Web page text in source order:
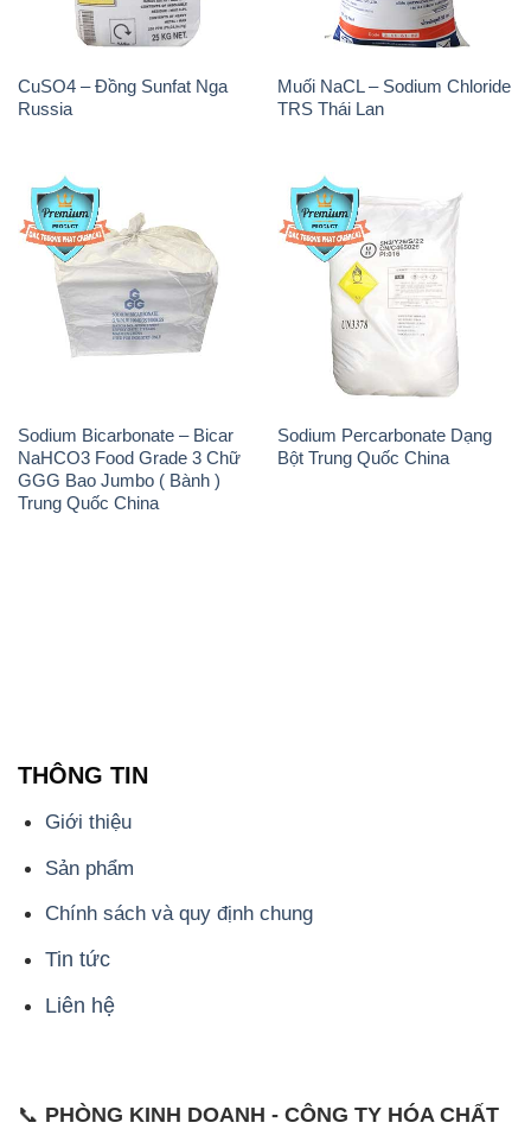
CuSO4 – Đồng Sunfat Nga
Russia
Muối NaCL – Sodium Chloride
TRS Thái Lan
Sodium Bicarbonate – Bicar
NaHCO3 Food Grade 3 Chữ
GGG Bao Jumbo ( Bành )
Trung Quốc China
Sodium Percarbonate Dạng
Bột Trung Quốc China
THÔNG TIN
Giới thiệu
Sản phẩm
Chính sách và quy định chung
Tin tức
Liên hệ
📞 PHÒNG KINH DOANH - CÔNG TY HÓA CHẤT